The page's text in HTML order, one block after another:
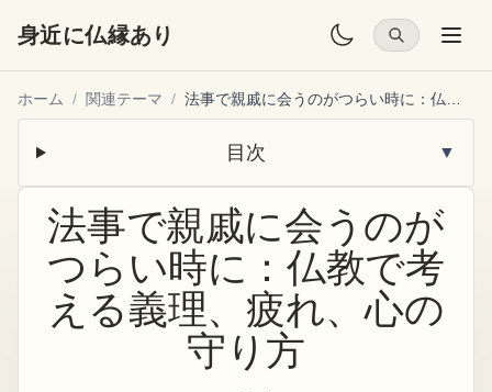
身近に仏縁あり
ホーム / 関連テーマ /
目次 ▼
法事で親戚に会うのが
つらい時に：仏教で考
える義理、疲れ、心の
守り方